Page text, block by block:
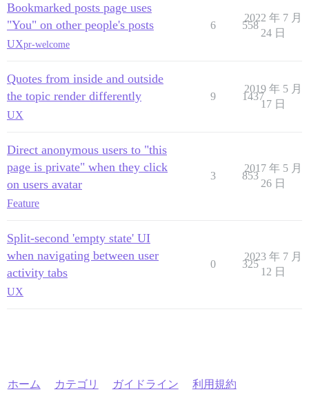
Bookmarked posts page uses
"You" on other people's posts
UXpr-welcome
6 558
2022 年 7 月
24 日
Quotes from inside and outside
the topic render differently
UX
9 1437
2019 年 5 月
17 日
Direct anonymous users to "this
page is private" when they click
on users avatar
Feature
3 853
2017 年 5 月
26 日
Split-second 'empty state' UI
when navigating between user
activity tabs
UX
0 325
2023 年 7 月
12 日
ホーム カテゴリ ガイドライン 利用規約